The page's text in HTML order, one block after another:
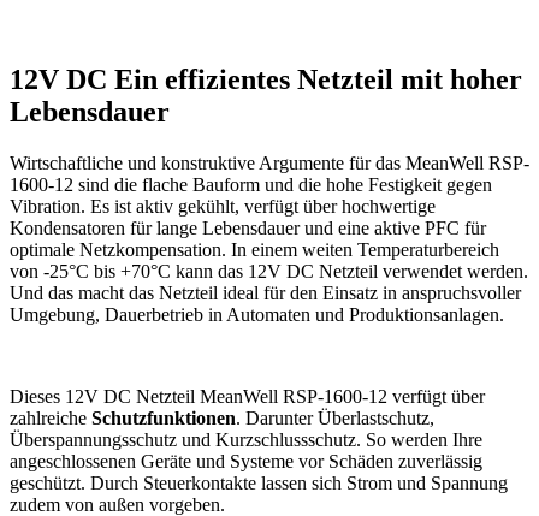
12V DC Ein effizientes Netzteil mit hoher
Lebensdauer
Wirtschaftliche und konstruktive Argumente für das MeanWell RSP-
1600-12 sind die flache Bauform und die hohe Festigkeit gegen
Vibration. Es ist aktiv gekühlt, verfügt über hochwertige
Kondensatoren für lange Lebensdauer und eine aktive PFC für
optimale Netzkompensation. In einem weiten Temperaturbereich
von -25°C bis +70°C kann das 12V DC Netzteil verwendet werden.
Und das macht das Netzteil ideal für den Einsatz in anspruchsvoller
Umgebung, Dauerbetrieb in Automaten und Produktionsanlagen.
Dieses 12V DC Netzteil MeanWell RSP-1600-12 verfügt über
zahlreiche Schutzfunktionen. Darunter Überlastschutz,
Überspannungsschutz und Kurzschlussschutz. So werden Ihre
angeschlossenen Geräte und Systeme vor Schäden zuverlässig
geschützt. Durch Steuerkontakte lassen sich Strom und Spannung
zudem von außen vorgeben.